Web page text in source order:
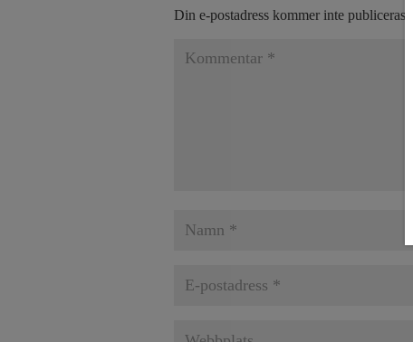
Din e-postadress kommer inte publiceras.